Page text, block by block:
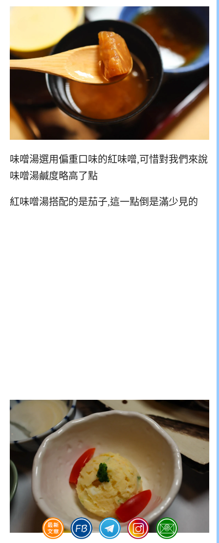
味噌湯選用偏重口味的紅味噌,可惜對我們來說
味噌湯鹹度略高了點
紅味噌湯搭配的是茄子,這一點倒是滿少見的